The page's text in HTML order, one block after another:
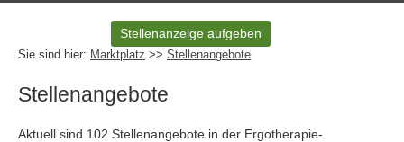
Sie sind hier: Marktplatz >> Stellenangebote
Stellenanzeige aufgeben
Stellenangebote
Aktuell sind 102 Stellenangebote in der Ergotherapie-